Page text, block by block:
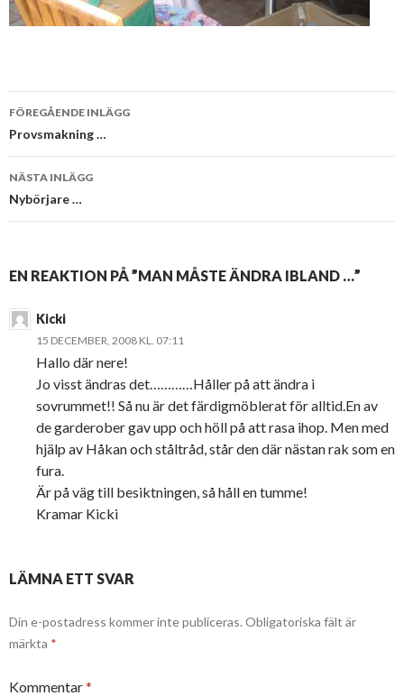
Inläggsnavigering
FÖREGÅENDE INLÄGG
Provsmakning …
NÄSTA INLÄGG
Nybörjare …
EN REAKTION PÅ ”MAN MÅSTE ÄNDRA IBLAND …”
Kicki
15 DECEMBER, 2008 KL. 07:11
Hallo där nere!
Jo visst ändras det…………Håller på att ändra i
sovrummet!! Så nu är det färdigmöblerat för alltid.En av
de garderober gav upp och höll på att rasa ihop. Men med
hjälp av Håkan och ståltråd, står den där nästan rak som en
fura.
Är på väg till besiktningen, så håll en tumme!
Kramar Kicki
LÄMNA ETT SVAR
Din e-postadress kommer inte publiceras. Obligatoriska fält är
märkta *
Kommentar*